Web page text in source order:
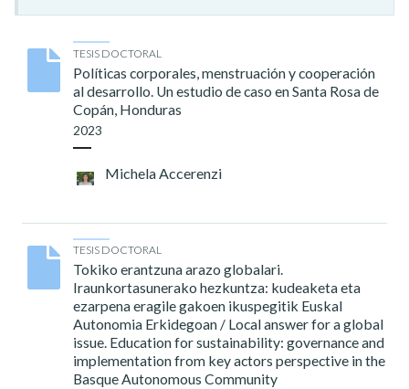
TESIS DOCTORAL
Políticas corporales, menstruación y cooperación
al desarrollo. Un estudio de caso en Santa Rosa de
Copán, Honduras
2023
Michela Accerenzi
TESIS DOCTORAL
Tokiko erantzuna arazo globalari.
Iraunkortasunerako hezkuntza: kudeaketa eta
ezarpena eragile gakoen ikuspegitik Euskal
Autonomia Erkidegoan / Local answer for a global
issue. Education for sustainability: governance and
implementation from key actors perspective in the
Basque Autonomous Community